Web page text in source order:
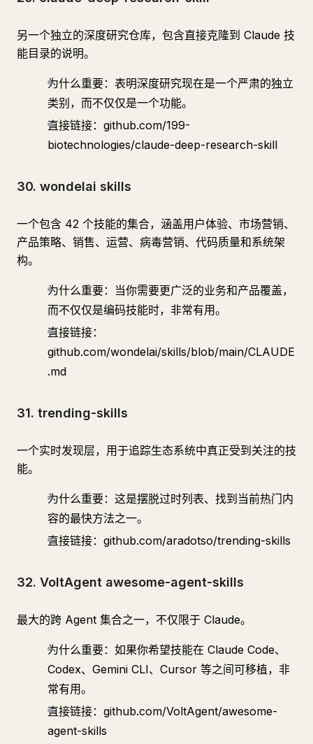
另一个独立的深度研究仓库，包含直接克隆到 Claude 技
能目录的说明。
为什么重要：表明深度研究现在是一个严肃的独立
类别，而不仅仅是一个功能。
直接链接：github.com/199-
biotechnologies/claude-deep-research-skill
30. wondelai skills
一个包含 42 个技能的集合，涵盖用户体验、市场营销、
产品策略、销售、运营、病毒营销、代码质量和系统架
构。
为什么重要：当你需要更广泛的业务和产品覆盖，
而不仅仅是编码技能时，非常有用。
直接链接：
github.com/wondelai/skills/blob/main/CLAUDE
.md
31. trending-skills
一个实时发现层，用于追踪生态系统中真正受到关注的技
能。
为什么重要：这是摆脱过时列表、找到当前热门内
容的最快方法之一。
直接链接：github.com/aradotso/trending-skills
32. VoltAgent awesome-agent-skills
最大的跨 Agent 集合之一，不仅限于 Claude。
为什么重要：如果你希望技能在 Claude Code、
Codex、Gemini CLI、Cursor 等之间可移植，非
常有用。
直接链接：github.com/VoltAgent/awesome-
agent-skills